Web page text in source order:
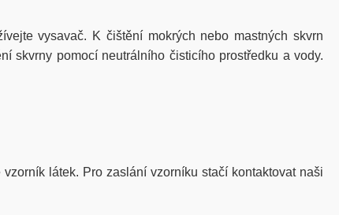
vysavač. K čištění mokrých nebo mastných skvrn
skvrny pomocí neutrálního čisticího prostředku a vody.
látek. Pro zaslání vzorníku stačí kontaktovat naši